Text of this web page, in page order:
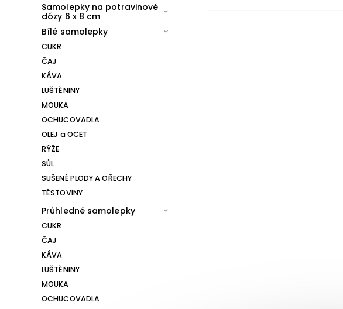
Samolepky na potravinové
dózy 6 x 8 cm
Bílé samolepky
CUKR
ČAJ
KÁVA
LUŠTĚNINY
MOUKA
OCHUCOVADLA
OLEJ a OCET
RÝŽE
SŮL
SUŠENÉ PLODY A OŘECHY
TĚSTOVINY
Průhledné samolepky
CUKR
ČAJ
KÁVA
LUŠTĚNINY
MOUKA
OCHUCOVADLA